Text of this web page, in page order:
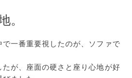
。
一番重要視したのが、ソファで
が、座面の硬さと座り心地が好